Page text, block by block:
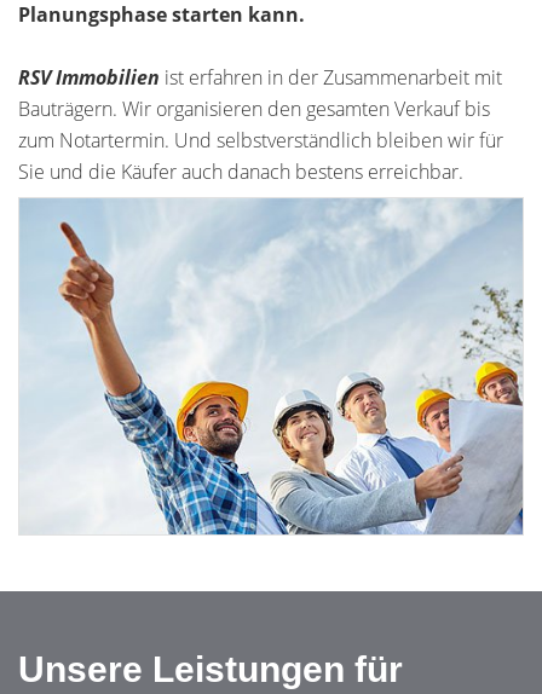
Planungsphase starten kann.
RSV Immobilien ist erfahren in der Zusammenarbeit mit
Bauträgern. Wir organisieren den gesamten Verkauf bis
zum Notartermin. Und selbstverständlich bleiben wir für
Sie und die Käufer auch danach bestens erreichbar.
Unsere Leistungen für